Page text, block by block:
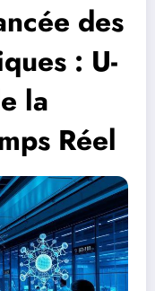
des
: U-
la
Réel